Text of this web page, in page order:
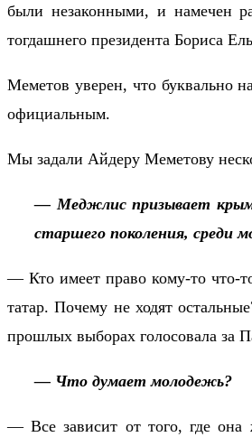
были незаконными, и намечен
тогдашнего президента Бориса
Меметов уверен, что буквально
официальным.
Мы задали Айдеру Меметову
— Меджлис призывает
старшего поколения, среди
— Кто имеет право кому-то что-
татар. Почему не ходят
прошлых выборах голосовала за
— Что думает молодежь?
— Все зависит от того, где